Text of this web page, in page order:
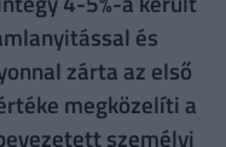
és
zárta az első
megközelíti a
személyi